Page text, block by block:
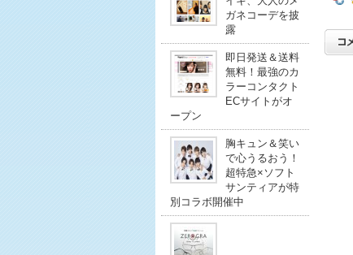
ガネコーデを披
露
即日発送＆送料
無料！最強のカ
ラーコンタクト
ECサイトがオ
ープン
胸キュン＆笑い
で心うるおう！
超特急×ソフト
サンティアが特
別コラボ開催中